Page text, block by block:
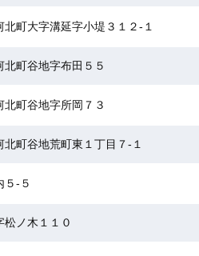
町大字溝延字小堤３１２-１
町谷地字布田５５
町谷地字所岡７３
町谷地荒町東１丁目７-１
５-５
松ノ木１１０